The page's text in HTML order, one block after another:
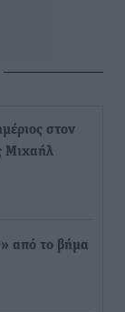
στον
Μιχαήλ
από το βήμα